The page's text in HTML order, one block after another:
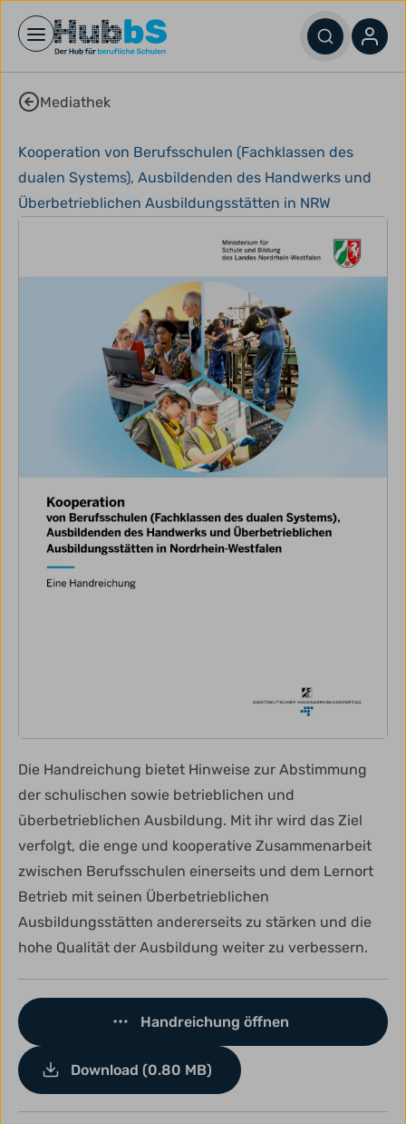
Open main menu
Mediathek
Kooperation von Berufsschulen (Fachklassen des
dualen Systems), Ausbildenden des Handwerks und
Überbetrieblichen Ausbildungsstätten in NRW
Die Handreichung bietet Hinweise zur Abstimmung
der schulischen sowie betrieblichen und
überbetrieblichen Ausbildung. Mit ihr wird das Ziel
verfolgt, die enge und kooperative Zusammenarbeit
zwischen Berufsschulen einerseits und dem Lernort
Betrieb mit seinen Überbetrieblichen
Ausbildungsstätten andererseits zu stärken und die
hohe Qualität der Ausbildung weiter zu verbessern.
Handreichung öffnen
Download (0.80 MB)